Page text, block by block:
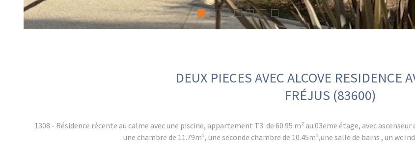
DEUX PIECES AVEC ALCOVE RESIDENCE
FRÉJUS (83600)
1308 - Résidence récente au calme avec une piscine, appartement T3 de 60.95 m² au 03eme étage, avec
une chambre de 11.79m², une seconde chambre de 10.45m²,une salle de bains , un wc